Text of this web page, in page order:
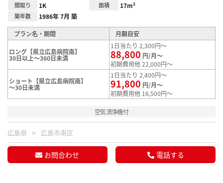
間取り 1K 面積 17m²
築年数 1986年 7月 築
プラン名・期間 月額目安
ロング【県立広島病院南】
30日以上～360日未満
1日当たり 2,300円～
88,800 円/月～
初期費用他 22,000円～
ショート【県立広島病院南】
～30日未満
1日当たり 2,400円～
91,800 円/月～
初期費用他 16,500円～
空気清浄機付
広島県 広島市南区
お問合わせ 電話する